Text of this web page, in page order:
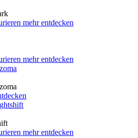
mehr entdecken
mehr entdecken
mehr entdecken